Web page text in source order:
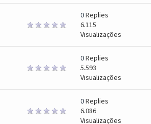
0Replies
6.115
Visualizações
0Replies
5.593
Visualizações
0Replies
6.086
Visualizações